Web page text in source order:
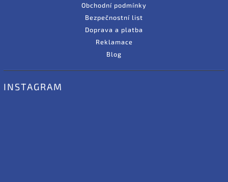
Obchodní podmínky
Bezpečnostní list
Doprava a platba
Reklamace
Blog
INSTAGRAM